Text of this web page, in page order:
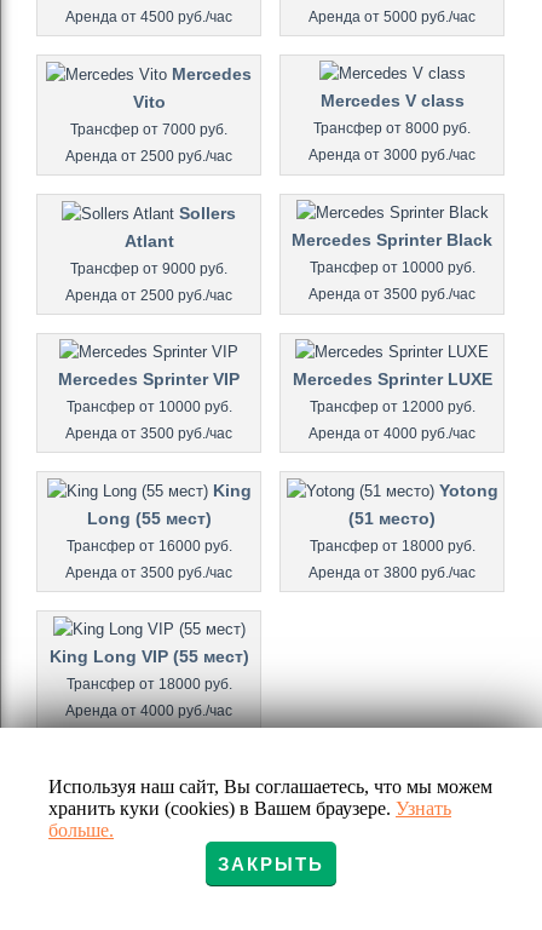
Аренда от 4500 руб./час
Аренда от 5000 руб./час
Mercedes
Vito
Трансфер от 7000 руб.
Аренда от 2500 руб./час
Mercedes V class
Трансфер от 8000 руб.
Аренда от 3000 руб./час
Sollers
Atlant
Трансфер от 9000 руб.
Аренда от 2500 руб./час
Mercedes Sprinter Black
Трансфер от 10000 руб.
Аренда от 3500 руб./час
Mercedes Sprinter VIP
Трансфер от 10000 руб.
Аренда от 3500 руб./час
Mercedes Sprinter LUXE
Трансфер от 12000 руб.
Аренда от 4000 руб./час
King
Long (55 мест)
Трансфер от 16000 руб.
Аренда от 3500 руб./час
Yotong
(51 место)
Трансфер от 18000 руб.
Аренда от 3800 руб./час
King Long VIP (55 мест)
Трансфер от 18000 руб.
Аренда от 4000 руб./час
Используя наш сайт, Вы соглашаетесь, что мы можем
хранить куки (cookies) в Вашем браузере. Узнать
больше.
ЗАКРЫТЬ